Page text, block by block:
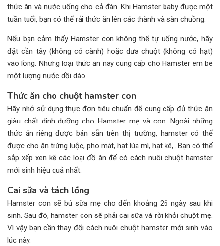
thức ăn và nước uống cho cả đàn. Khi Hamster baby được một
tuần tuổi, bạn có thể rải thức ăn lên các thành và sàn chuồng.
Nếu bạn cảm thấy Hamster con không thể tự uống nước, hãy
đặt cần tây (không có cành) hoặc dưa chuột (không có hạt)
vào lồng. Những loại thức ăn này cung cấp cho Hamster em bé
một lượng nước dồi dào.
Thức ăn cho chuột hamster con
Hãy nhớ sử dụng thực đơn tiêu chuẩn để cung cấp đủ thức ăn
giàu chất dinh dưỡng cho Hamster mẹ và con. Ngoài những
thức ăn riêng được bán sẵn trên thị trường, hamster có thể
được cho ăn trứng luộc, pho mát, hạt lúa mì, hạt kê,…Bạn có thể
sắp xếp xen kẽ các loại đồ ăn để có cách nuôi chuột hamster
mới sinh hiệu quả nhất.
Cai sữa và tách lồng
Hamster con sẽ bú sữa mẹ cho đến khoảng 26 ngày sau khi
sinh. Sau đó, hamster con sẽ phải cai sữa và rời khỏi chuột mẹ.
Vì vậy bạn cần thay đổi cách nuôi chuột hamster mới sinh vào
lúc này.